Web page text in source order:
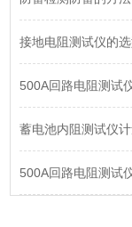
接地电阻测试仪的
500A回路电阻测试
蓄电池内阻测试仪
500A回路电阻测试